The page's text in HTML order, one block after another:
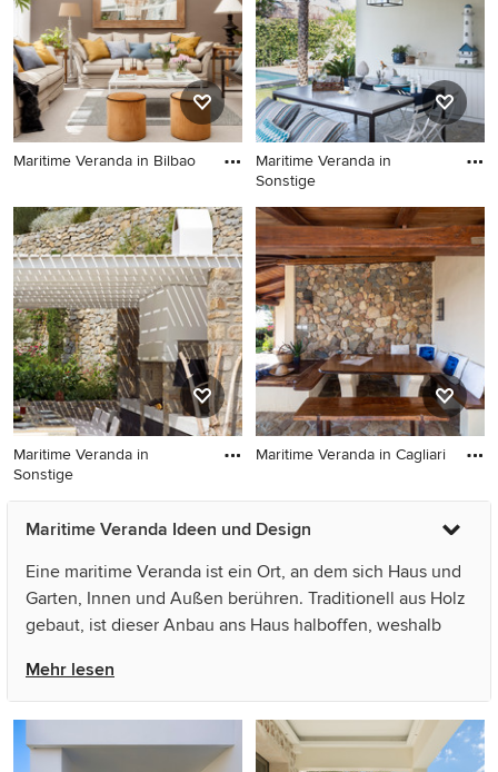
Maritime Veranda in Bilbao
Maritime Veranda in
Sonstige
Maritime Veranda in Sonstige
Maritime Veranda in
Sonstige
Maritime Veranda in Sonstige
Maritime Veranda in Cagliari
Maritime Veranda Ideen und Design
Eine maritime Veranda ist ein Ort, an dem sich Haus und
Garten, Innen und Außen berühren. Traditionell aus Holz
gebaut, ist dieser Anbau ans Haus halboffen, weshalb
Nahezu jeder kennt das amerikanische Veranda-Design
mit Holzdielen, verzierten Geländern und einer Schaukel.
Der Anbau bietet die Möglichkeit auch bei Wind und
Wetter den Garten zu genießen und sich an der frischen
Mehr lesen